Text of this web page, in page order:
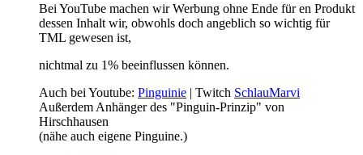
Bei YouTube machen wir Werbung ohne Ende für en Produkt
dessen Inhalt wir, obwohls doch angeblich so wichtig für
TML gewesen ist,
nichtmal zu 1% beeinflussen können.
Auch bei Youtube: Pinguinie | Twitch SchlauMarvi
Außerdem Anhänger des "Pinguin-Prinzip" von
Hirschhausen
(nähe auch eigene Pinguine.)